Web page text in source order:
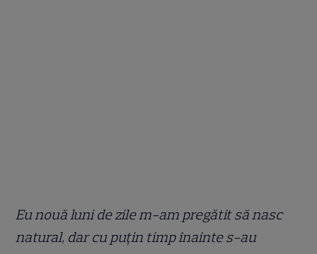
Eu nouă luni de zile m-am pregătit să nasc
natural, dar cu puțin timp înainte s-au